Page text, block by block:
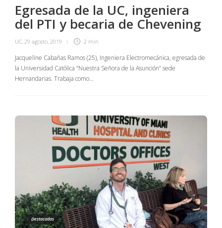
Egresada de la UC, ingeniera
del PTI y becaria de Chevening
UC, 29 agosto, 2019 2 min
Jacqueline Cabañas Ramos (25), Ingeniera Electromecánica, egresada de
la Universidad Católica “Nuestra Señora de la Asunción” sede
Hernandarias. Trabaja como…
Destacadas